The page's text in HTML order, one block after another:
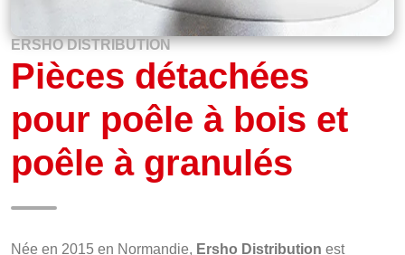
ERSHO DISTRIBUTION
Pièces détachées
pour poêle à bois et
poêle à granulés
Née en 2015 en Normandie, Ersho Distribution est